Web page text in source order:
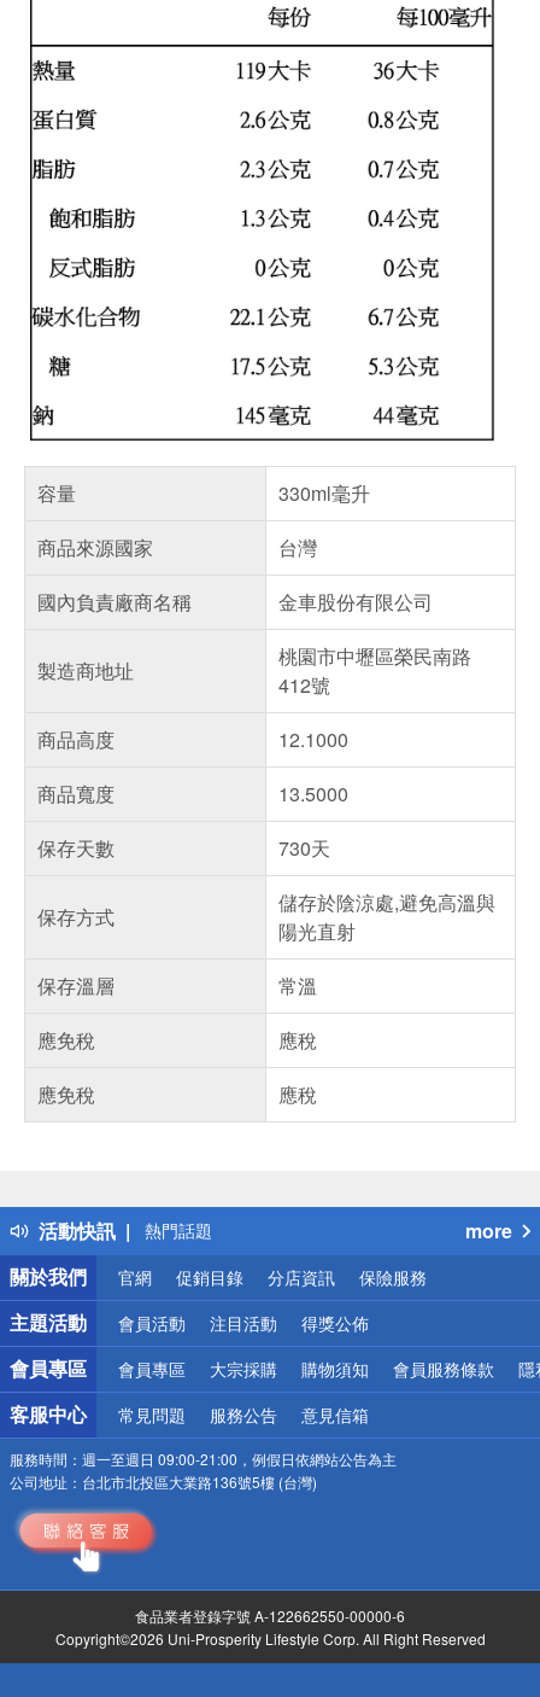
容量
330ml毫升
商品來源國家
台灣
國內負責廠商名稱
金車股份有限公司
製造商地址
桃園市中壢區榮民南路
412號
商品高度
12.1000
商品寬度
13.5000
保存天數
730天
保存方式
儲存於陰涼處,避免高溫與
陽光直射
保存溫層
常溫
應免稅
應稅
應免稅
應稅
活動快訊
得獎公告
熱門話題
銀行優惠
偏遠地區配送
詐騙網頁！請小心！
more
關於我們
官網 促銷目錄 分店資訊 保險服務
主題活動 會員活動 注目活動 得獎公佈
會員專區 會員專區 大宗採購 購物須知 會員服務條款 隱
客服中心 常見問題 服務公告 意見信箱
服務時間： 週一至週日 09:00-21:00，例假日依網站公告為主
公司地址： 台北市北投區大業路136號5樓 (台灣)
食品業者登錄字號 A-122662550-00000-6
Copyright©2026 Uni-Prosperity Lifestyle Corp. All Right Reserved